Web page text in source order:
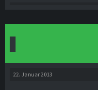
22. Januar 2013